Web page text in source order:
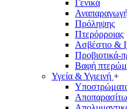
Γενικά
Πρόληψης
Πτερόρροιας
Ασβέστιο &
Προβιοτικά-
Βαφή
Υγεία & Υγιεινή +